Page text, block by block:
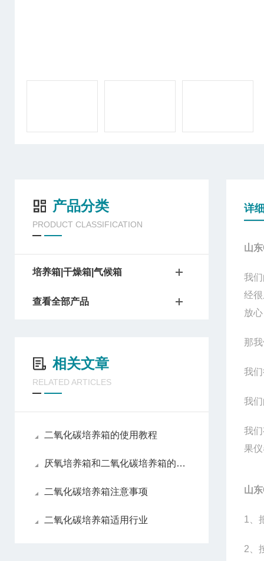
产品分类
PRODUCT CLASSIFICATION
培养箱|干燥箱|气候箱
查看全部产品
相关文章
RELATED ARTICLES
二氧化碳培养箱的使用教程
厌氧培养箱和二氧化碳培养箱的区别
二氧化碳培养箱注意事项
二氧化碳培养箱适用行业
详
山
我
经
放
那
我
我
我
果
山
1
2